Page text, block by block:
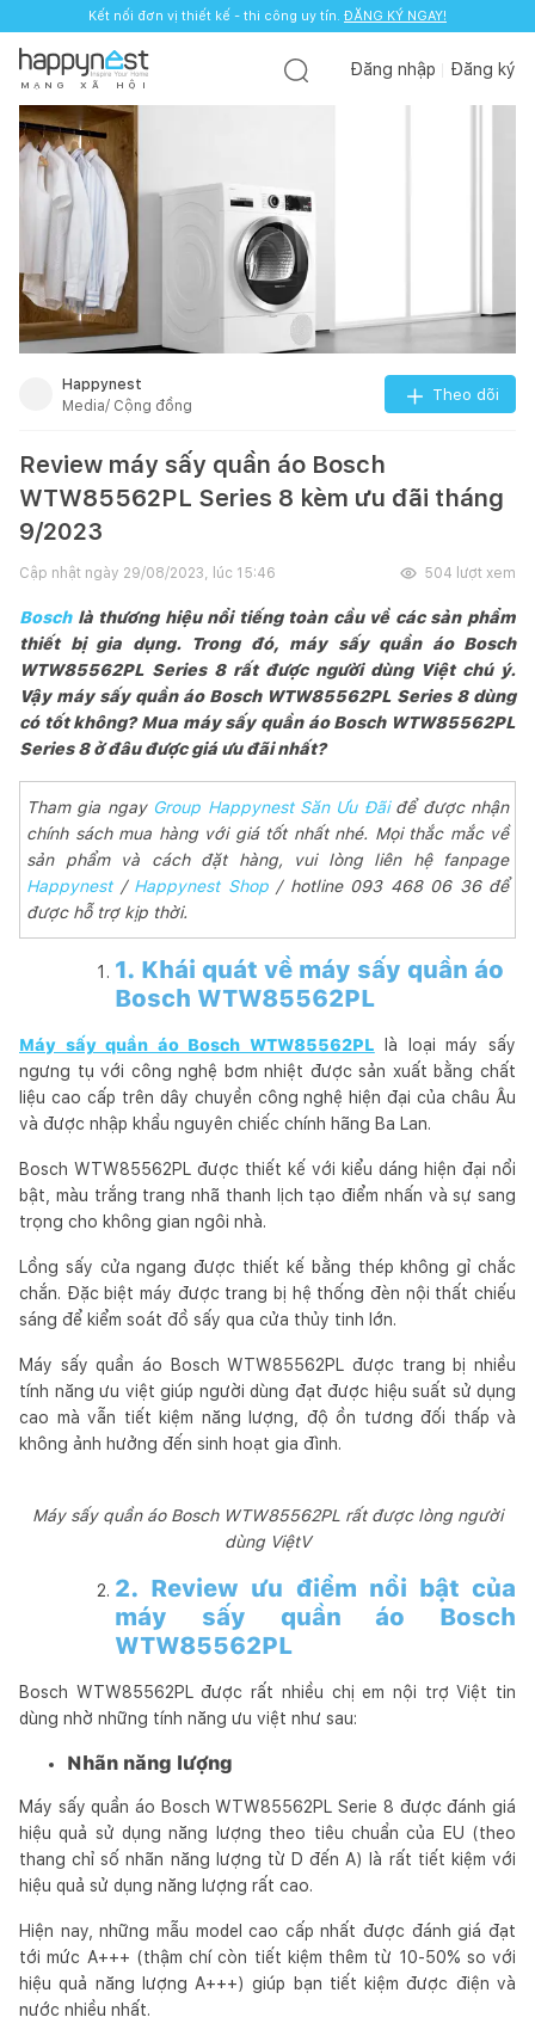
Kết nối đơn vị thiết kế - thi công uy tín. ĐĂNG KÝ NGAY!
M Ạ N G X Ã H Ộ I
Đăng nhập Đăng ký
Happynest
Media/ Cộng đồng
Theo dõi
Review máy sấy quần áo Bosch
WTW85562PL Series 8 kèm ưu đãi tháng
9/2023
Cập nhật ngày 29/08/2023, lúc 15:46 504 lượt xem
Bosch là thương hiệu nổi tiếng toàn cầu về các sản phẩm
thiết bị gia dụng. Trong đó, máy sấy quần áo Bosch
WTW85562PL Series 8 rất được người dùng Việt chú ý.
Vậy máy sấy quần áo Bosch WTW85562PL Series 8 dùng
có tốt không? Mua máy sấy quần áo Bosch WTW85562PL
Series 8 ở đâu được giá ưu đãi nhất?
Tham gia ngay Group Happynest Săn Ưu Đãi để được nhận
chính sách mua hàng với giá tốt nhất nhé. Mọi thắc mắc về
sản phẩm và cách đặt hàng, vui lòng liên hệ fanpage
Happynest/ Happynest Shop/ hotline 093 468 06 36 để
được hỗ trợ kịp thời.
1. Khái quát về máy sấy quần áo
Bosch WTW85562PL
Máy sấy quần áo Bosch WTW85562PL
là loại máy sấy
ngưng tụ với công nghệ bơm nhiệt được sản xuất bằng chất
liệu cao cấp trên dây chuyền công nghệ hiện đại của châu Âu
và được nhập khẩu nguyên chiếc chính hãng Ba Lan.
Bosch WTW85562PL được thiết kế với kiểu dáng hiện đại nổi
bật, màu trắng trang nhã thanh lịch tạo điểm nhấn và sự sang
trọng cho không gian ngôi nhà.
Lồng sấy cửa ngang được thiết kế bằng thép không gỉ chắc
chắn. Đặc biệt máy được trang bị hệ thống đèn nội thất chiếu
sáng để kiểm soát đồ sấy qua cửa thủy tinh lớn.
Máy sấy quần áo Bosch WTW85562PL được trang bị nhiều
tính năng ưu việt giúp người dùng đạt được hiệu suất sử dụng
cao mà vẫn tiết kiệm năng lượng, độ ồn tương đối thấp và
không ảnh hưởng đến sinh hoạt gia đình.
Máy sấy quần áo Bosch WTW85562PL rất được lòng người
dùng ViệtV
2. Review ưu điểm nổi bật của
máy sấy quần áo Bosch
WTW85562PL
Bosch WTW85562PL được rất nhiều chị em nội trợ Việt tin
dùng nhờ những tính năng ưu việt như sau:
Nhãn năng lượng
Máy sấy quần áo Bosch WTW85562PL Serie 8 được đánh giá
hiệu quả sử dụng năng lượng theo tiêu chuẩn của EU (theo
thang chỉ số nhãn năng lượng từ D đến A) là rất tiết kiệm với
hiệu quả sử dụng năng lượng rất cao.
Hiện nay, những mẫu model cao cấp nhất được đánh giá đạt
tới mức A+++ (thậm chí còn tiết kiệm thêm từ 10-50% so với
hiệu quả năng lượng A+++) giúp bạn tiết kiệm được điện và
nước nhiều nhất.